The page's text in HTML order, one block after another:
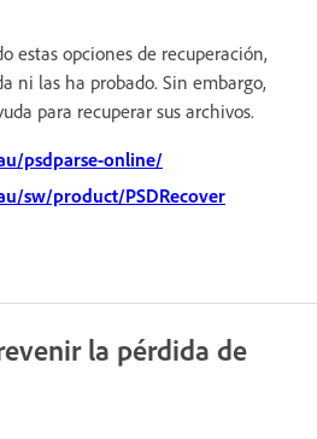
estas opciones de recuperación,
ni las ha probado. Sin embargo,
para recuperar sus archivos.
psdparse-online/
sw/product/PSDRecover
la pérdida de